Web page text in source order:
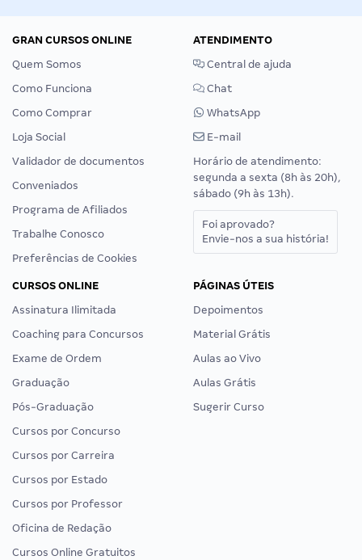
GRAN CURSOS ONLINE
Quem Somos
Como Funciona
Como Comprar
Loja Social
Validador de documentos
Conveniados
Programa de Afiliados
Trabalhe Conosco
Preferências de Cookies
ATENDIMENTO
Central de ajuda
Chat
WhatsApp
E-mail
Horário de atendimento:
segunda a sexta (8h às 20h),
sábado (9h às 13h).
Foi aprovado?
Envie-nos a sua história!
CURSOS ONLINE
Assinatura Ilimitada
Coaching para Concursos
Exame de Ordem
Graduação
Pós-Graduação
Cursos por Concurso
Cursos por Carreira
Cursos por Estado
Cursos por Professor
Oficina de Redação
Cursos Online Gratuitos
PÁGINAS ÚTEIS
Depoimentos
Material Grátis
Aulas ao Vivo
Aulas Grátis
Sugerir Curso